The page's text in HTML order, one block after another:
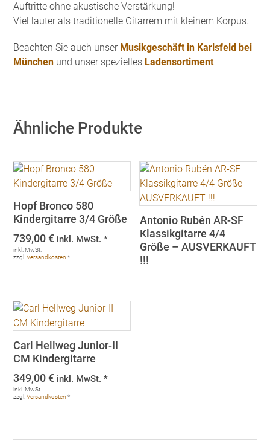
Auftritte ohne akustische Verstärkung!
Viel lauter als traditionelle Gitarrem mit kleinem Korpus.
Beachten Sie auch unser Musikgeschäft in Karlsfeld bei
München und unser spezielles Ladensortiment
Ähnliche Produkte
Hopf Bronco 580
Kindergitarre 3/4 Größe
739,00€ inkl. MwSt. *
inkl. MwSt.
zzgl.Versandkosten *
Antonio Rubén AR-SF
Klassikgitarre 4/4
Größe – AUSVERKAUFT
!!!
Carl Hellweg Junior-II
CM Kindergitarre
349,00€ inkl. MwSt. *
inkl. MwSt.
zzgl.Versandkosten *